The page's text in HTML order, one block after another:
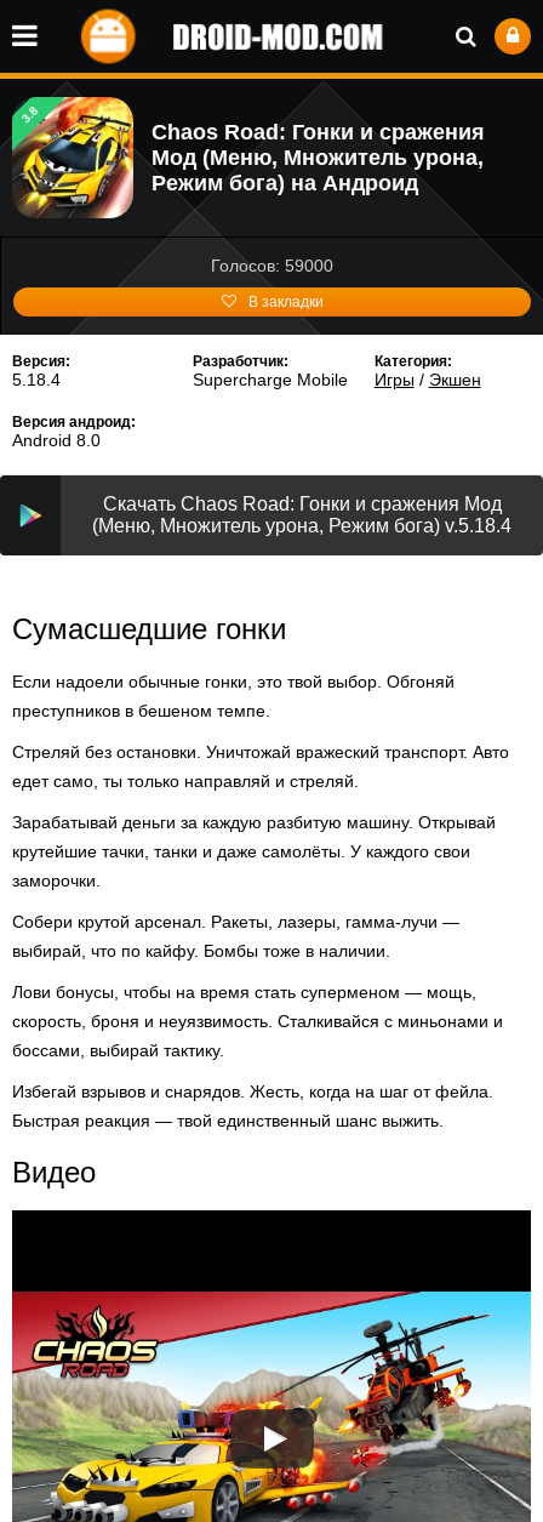
3.8
Chaos Road: Гонки и сражения
Мод (Меню, Множитель урона,
Режим бога) на Андроид
Голосов: 59000
В закладки
Версия:
5.18.4
Разработчик:
Supercharge Mobile
Категория:
Игры/ Экшен
Версия андроид:
Android 8.0
Скачать Chaos Road: Гонки и сражения Мод
(Меню, Множитель урона, Режим бога) v.5.18.4
Сумасшедшие гонки
Если надоели обычные гонки, это твой выбор. Обгоняй
преступников в бешеном темпе.
Стреляй без остановки. Уничтожай вражеский транспорт. Авто
едет само, ты только направляй и стреляй.
Зарабатывай деньги за каждую разбитую машину. Открывай
крутейшие тачки, танки и даже самолёты. У каждого свои
заморочки.
Собери крутой арсенал. Ракеты, лазеры, гамма-лучи —
выбирай, что по кайфу. Бомбы тоже в наличии.
Лови бонусы, чтобы на время стать суперменом — мощь,
скорость, броня и неуязвимость. Сталкивайся с миньонами и
боссами, выбирай тактику.
Избегай взрывов и снарядов. Жесть, когда на шаг от фейла.
Быстрая реакция — твой единственный шанс выжить.
Видео